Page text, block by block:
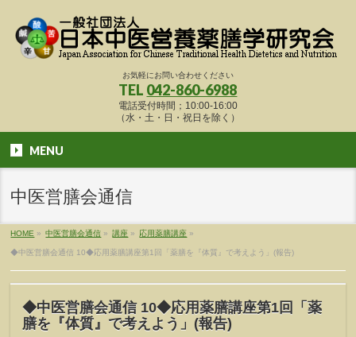
お気軽にお問い合わせください
TEL 042-860-6988
電話受付時間；10:00-16:00
（水・土・日・祝日を除く）
MENU
中医営膳会通信
HOME » 中医営膳会通信 » 講座 » 応用薬膳講座 »
◆中医営膳会通信 10◆応用薬膳講座第1回「薬